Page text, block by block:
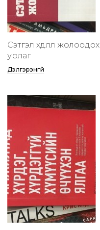
Сэтгэл хөдлөлөө жолоодох
урлаг
Дэлгэрэнгүй